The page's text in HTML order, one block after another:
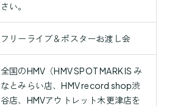
さい。
フリーライブ＆ポスターお渡し会
全国のHMV（HMV SPOT MARK IS み
なとみらい店、HMV record shop渋
谷店、HMVアウトレット木更津店を